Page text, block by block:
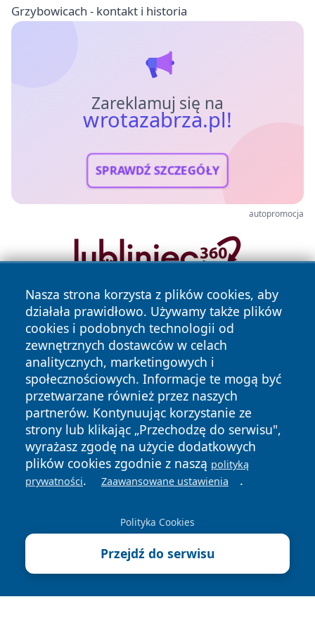
Grzybowicach - kontakt i historia
Zareklamuj się na
wrotazabrza.pl!
SPRAWDŹ SZCZEGÓŁY
autopromocja
Nasza strona korzysta z plików cookies, aby
działała prawidłowo. Używamy także plików
cookies i podobnych technologii od
zewnętrznych dostawców w celach
analitycznych, marketingowych i
społecznościowych. Informacje te mogą być
przetwarzane również przez naszych
partnerów. Kontynuując korzystanie ze
strony lub klikając „Przechodzę do serwisu",
wyrażasz zgodę na użycie dodatkowych
plików cookies zgodnie z naszą polityką
prywatności. Zaawansowane ustawienia .
Polityka Cookies
Przejdź do serwisu
Copyright © 2026 wrotazabrza.pl Wszystkie prawa
zastrzeżone.
News Autorzy
Polityka
Prywatności
Polityka
Cookies